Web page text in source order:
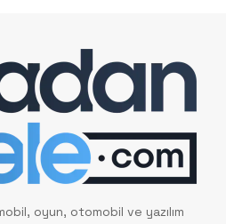
oyun, otomobil ve yazılım